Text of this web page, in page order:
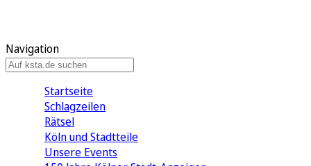
Navigation
Startseite
Schlagzeilen
Rätsel
Köln und Stadtteile
Unsere Events